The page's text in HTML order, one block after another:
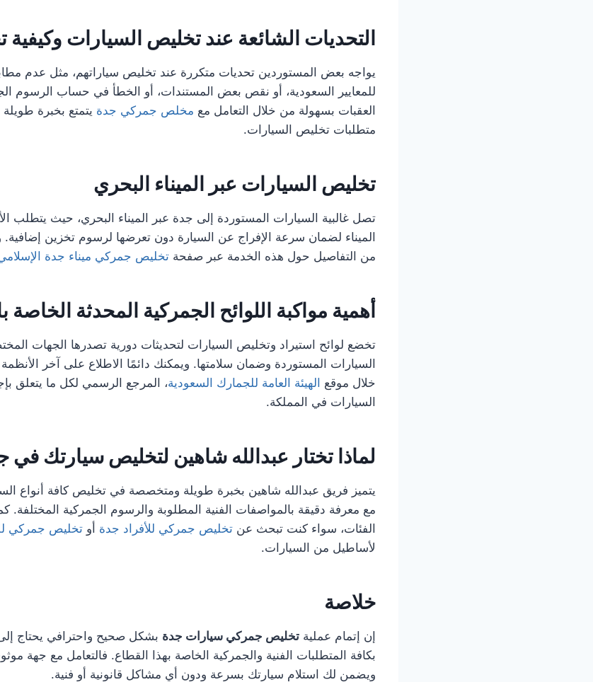
التحديات الشائعة عند تخليص السيارات وكيفية
يواجه بعض المستوردين تحديات متكررة عند تخليص سياراتهم، مثل عدم
للمعايير السعودية، أو نقص بعض المستندات، أو الخطأ في حساب الرسوم
العقبات بسهولة من خلال التعامل مع مخلص جمركي جدة يتمتع بخبرة
متطلبات تخليص السيارات.
تخليص السيارات عبر الميناء البحري
تصل غالبية السيارات المستوردة إلى جدة عبر الميناء البحري، حيث يتطلب
الميناء لضمان سرعة الإفراج عن السيارة دون تعرضها لرسوم تخزين إضافية.
من التفاصيل حول هذه الخدمة عبر صفحة تخليص جمركي ميناء جدة
أهمية مواكبة اللوائح الجمركية المحدثة الخاصة
تخضع لوائح استيراد وتخليص السيارات لتحديثات دورية تصدرها الجهات
السيارات المستوردة وضمان سلامتها. ويمكنك دائمًا الاطلاع على آخر
خلال موقع الهيئة العامة للجمارك السعودية، المرجع الرسمي لكل ما يتعلق
السيارات في المملكة.
لماذا تختار عبدالله شاهين لتخليص سيارتك في
يتميز فريق عبدالله شاهين بخبرة طويلة ومتخصصة في تخليص كافة أنواع
مع معرفة دقيقة بالمواصفات الفنية المطلوبة والرسوم الجمركية المختلفة.
الفئات، سواء كنت تبحث عن تخليص جمركي للأفراد جدة أو تخليص جمركي
لأساطيل من السيارات.
خلاصة
إن إتمام عملية تخليص جمركي سيارات جدة بشكل صحيح واحترافي يحتاج
بكافة المتطلبات الفنية والجمركية الخاصة بهذا القطاع. فالتعامل مع جهة
ويضمن لك استلام سيارتك بسرعة ودون أي مشاكل قانونية أو فنية.